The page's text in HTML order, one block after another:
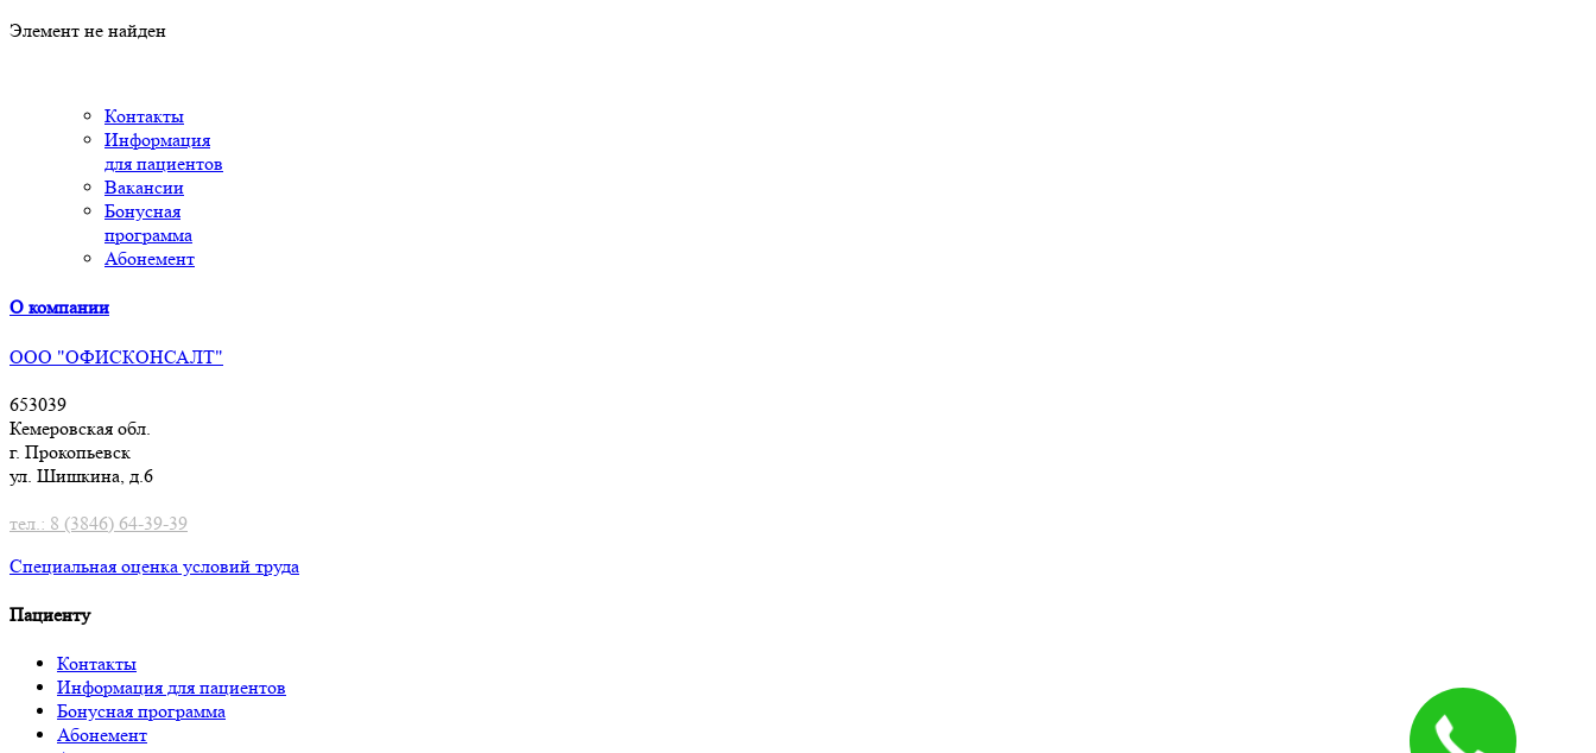
Элемент не найден
Контакты
Информация
для пациентов
Вакансии
Бонусная
программа
Абонемент
О компании
ООО "ОФИСКОНСАЛТ"
653039
Кемеровская обл.
г. Прокопьевск
ул. Шишкина, д.6
тел.: 8 (3846) 64-39-39
Специальная оценка условий труда
Пациенту
Контакты
Информация для пациентов
Бонусная программа
Абонемент